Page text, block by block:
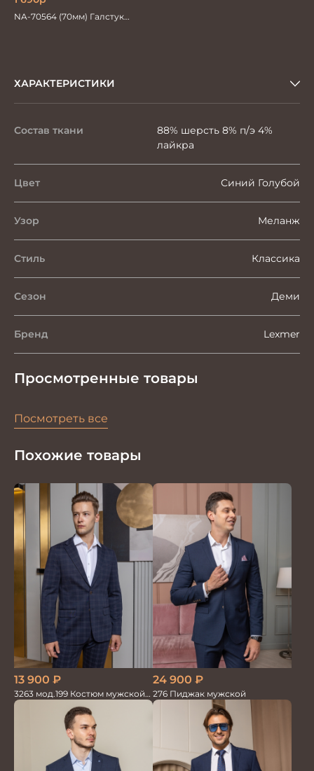
NA-70564 (70мм) Галстук
ХАРАКТЕРИСТИКИ
Состав ткани
88% шерсть 8% п/э 4%
лайкра
Цвет Синий Голубой
Узор Меланж
Стиль Классика
Сезон Деми
Бренд Lexmer
Просмотренные товары
Посмотреть все
Похожие товары
13 900 ₽
3263 мод.199 Костюм мужской
трикотажный т.син в клетку
24 900 ₽
276 Пиджак мужской